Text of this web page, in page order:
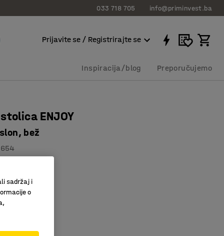
033 718 705 info@priminvest.ba
Prijavite se / Registrirajte se
Inspiracija/blog Preporučujemo
ENJOY
bež
boja
sadržaj i
o